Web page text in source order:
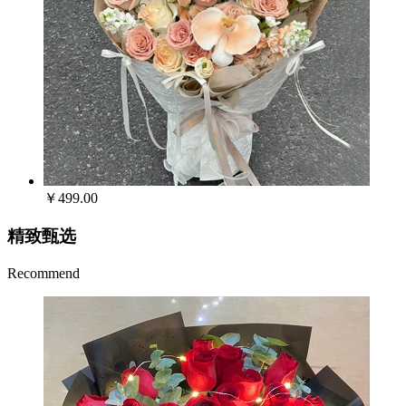
￥499.00
精致甄选
Recommend